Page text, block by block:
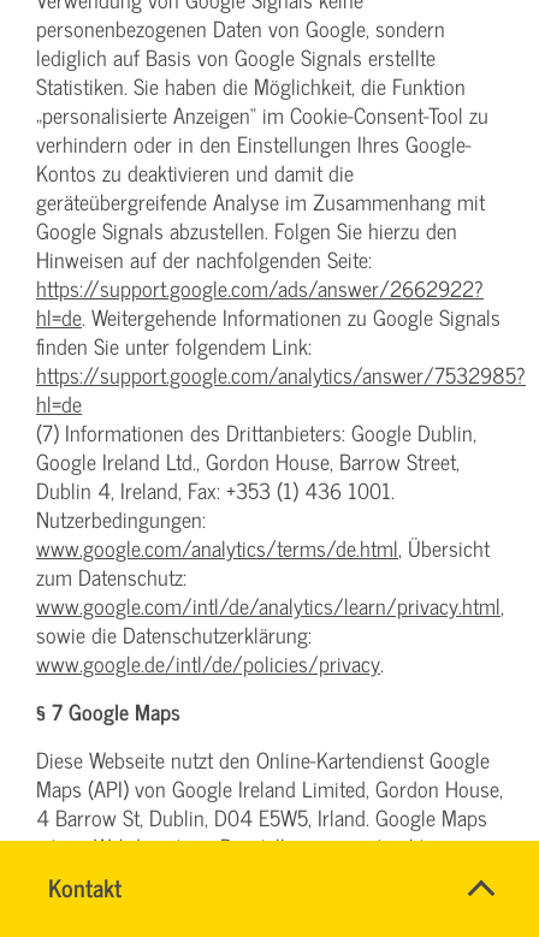
Kontakt
IHR
Name*
personenbezogenen Daten von Google, sondern
lediglich auf Basis von Google Signals erstellte
Statistiken. Sie haben die Möglichkeit, die Funktion
„personalisierte Anzeigen“ im Cookie-Consent-Tool zu
verhindern oder in den Einstellungen Ihres Google-
Kontos zu deaktivieren und damit die
geräteübergreifende Analyse im Zusammenhang mit
Google Signals abzustellen. Folgen Sie hierzu den
Hinweisen auf der nachfolgenden Seite:
https://support.google.com/ads/answer/2662922?
hl=de. Weitergehende Informationen zu Google Signals
finden Sie unter folgendem Link:
https://support.google.com/analytics/answer/7532985?
hl=de
(7) Informationen des Drittanbieters: Google Dublin,
Google Ireland Ltd., Gordon House, Barrow Street,
Dublin 4, Ireland, Fax: +353 (1) 436 1001.
Nutzerbedingungen:
www.google.com/analytics/terms/de.html, Übersicht
zum Datenschutz:
www.google.com/intl/de/analytics/learn/privacy.html,
sowie die Datenschutzerklärung:
www.google.de/intl/de/policies/privacy.
§ 7 Google Maps
Diese Webseite nutzt den Online-Kartendienst Google
Maps (API) von Google Ireland Limited, Gordon House,
4 Barrow St, Dublin, D04 E5W5, Irland. Google Maps
ist ein Webdienst zur Darstellung von interaktiven
Land-Karten, um geographische Informationen visuell
darzustellen.